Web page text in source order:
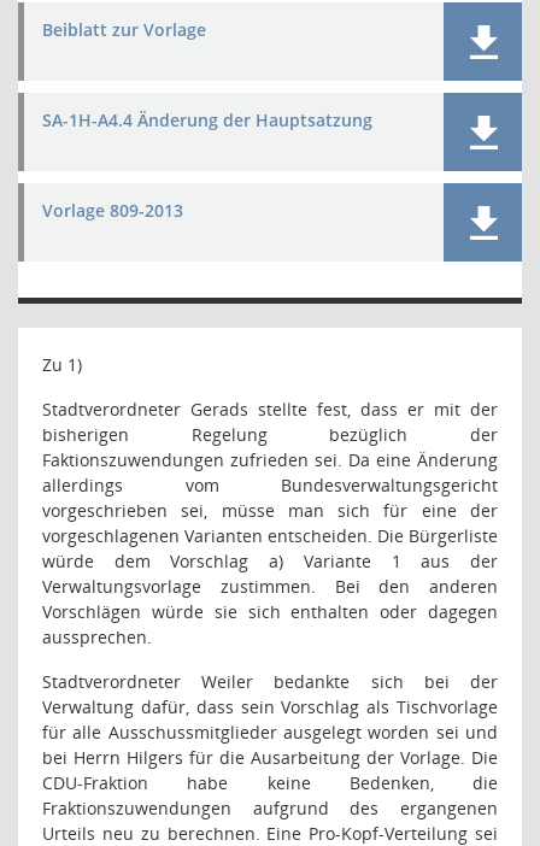
Beiblatt zur Vorlage
SA-1H-A4.4 Änderung der Hauptsatzung
Vorlage 809-2013
Zu 1)
Stadtverordneter Gerads stellte fest, dass er mit der
bisherigen Regelung bezüglich der
Faktionszuwendungen zufrieden sei. Da eine Änderung
allerdings vom Bundesverwaltungsgericht
vorgeschrieben sei, müsse man sich für eine der
vorgeschlagenen Varianten entscheiden. Die Bürgerliste
würde dem Vorschlag a) Variante 1 aus der
Verwaltungsvorlage zustimmen. Bei den anderen
Vorschlägen würde sie sich enthalten oder dagegen
aussprechen.
Stadtverordneter Weiler bedankte sich bei der
Verwaltung dafür, dass sein Vorschlag als Tischvorlage
für alle Ausschussmitglieder ausgelegt worden sei und
bei Herrn Hilgers für die Ausarbeitung der Vorlage. Die
CDU-Fraktion habe keine Bedenken, die
Fraktionszuwendungen aufgrund des ergangenen
Urteils neu zu berechnen. Eine Pro-Kopf-Verteilung sei